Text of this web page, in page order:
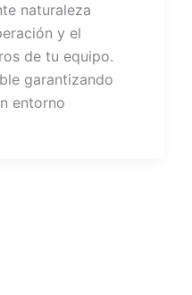
naturaleza
y el
de tu equipo.
garantizando
entorno